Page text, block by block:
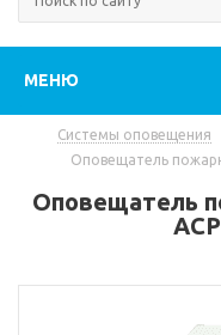
МЕНЮ
Системы оповещения
Оповещатель
Оповещатель